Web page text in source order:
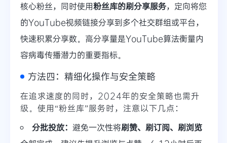
核心粉丝，同时使用粉丝库的刷分享服务，定向将您
的YouTube视频链接分享到多个社交群组或平台，
快速积累分享数。高分享量是YouTube算法衡量内
容病毒传播潜力的重要指标。
方法四：精细化操作与安全策略
在追求速度的同时，2024年的安全策略也需升
级。使用“粉丝库”服务时，注意以下几点：
分批投放： 避免一次性将刷赞、刷订阅、刷浏览